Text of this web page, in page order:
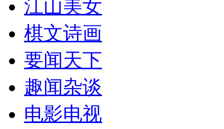
江山美女
棋文诗画
要闻天下
趣闻杂谈
电影电视